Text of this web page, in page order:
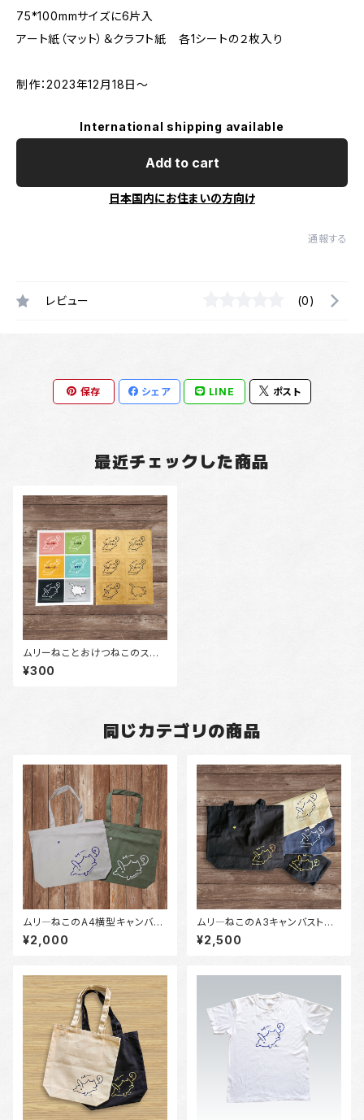
75*100mmサイズに6片入
アート紙（マット）＆クラフト紙 各1シートの２枚入り
制作：2023年12月18日～
International shipping available
Add to cart
日本国内にお住まいの方向け
通報する
レビュー (0)
保存 シェア LINE ポスト
最近チェックした商品
ムリーねことおけつねこのステッ
カー
¥300
同じカテゴリの商品
ムリ―ねこのA4横型キャンバス
トートバッグ（ライトグレー/スモ
ークグリーン）
¥2,000
ムリ―ねこのA3キャンバストー
トバッグ（黒/白/ネイビー）
¥2,500